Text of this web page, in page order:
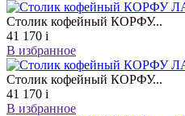
Столик кофейный КОРФУ...
41 170 i
В избранное
Столик кофейный КОРФУ...
41 170 i
В избранное